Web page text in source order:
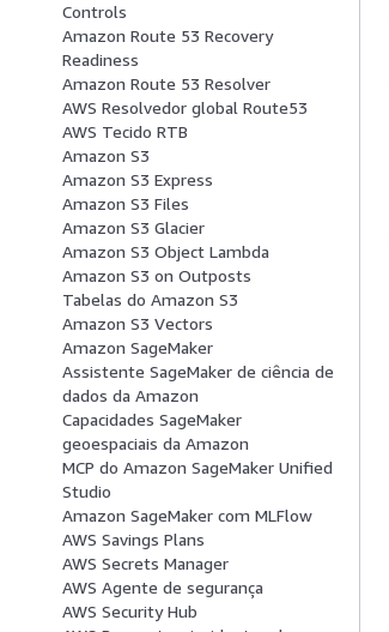
Controls
Amazon Route 53 Recovery
Readiness
Amazon Route 53 Resolver
AWS Resolvedor global Route53
AWS Tecido RTB
Amazon S3
Amazon S3 Express
Amazon S3 Files
Amazon S3 Glacier
Amazon S3 Object Lambda
Amazon S3 on Outposts
Tabelas do Amazon S3
Amazon S3 Vectors
Amazon SageMaker
Assistente SageMaker de ciência de
dados da Amazon
Capacidades SageMaker
geoespaciais da Amazon
MCP do Amazon SageMaker Unified
Studio
Amazon SageMaker com MLFlow
AWS Savings Plans
AWS Secrets Manager
AWS Agente de segurança
AWS Security Hub